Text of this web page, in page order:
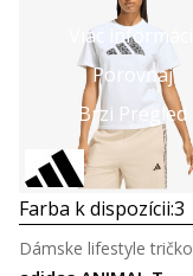
Viac informácií
Porovnaj
Brzi Pregled
Farba k dispozícii:3
Dámske lifestyle tričko